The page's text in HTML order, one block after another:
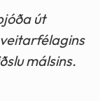
út
málsins.